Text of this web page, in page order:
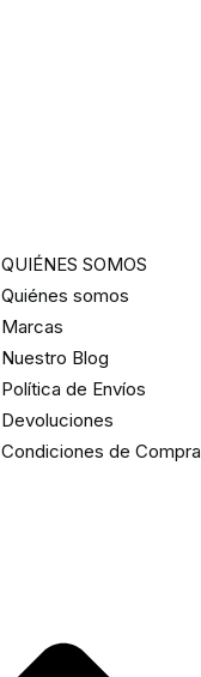
QUIÉNES SOMOS
Quiénes somos
Marcas
Nuestro Blog
Política de Envíos
Devoluciones
Condiciones de Compra